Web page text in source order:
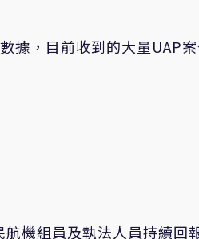
據，目前收到的大量UAP
機組員及執法人員持續